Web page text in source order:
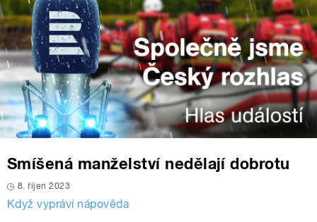
Smíšená manželství nedělají dobrotu
8. říjen 2023
Když vypráví nápověda